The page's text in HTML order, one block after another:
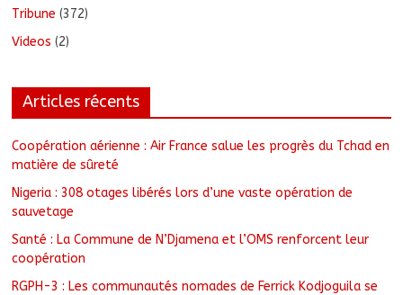
Tribune (372)
Videos (2)
Articles récents
Coopération aérienne : Air France salue les progrès du Tchad en
matière de sûreté
Nigeria : 308 otages libérés lors d’une vaste opération de
sauvetage
Santé : La Commune de N’Djamena et l’OMS renforcent leur
coopération
RGPH-3 : Les communautés nomades de Ferrick Kodjoguila se